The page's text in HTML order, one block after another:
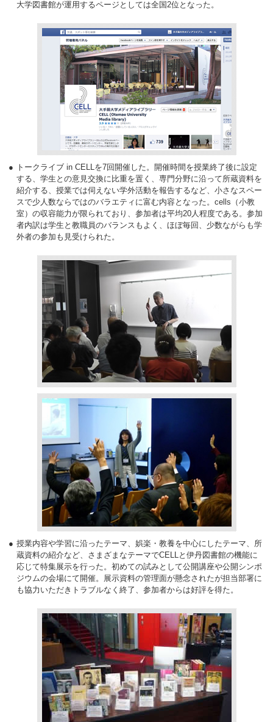
大学図書館が運用するページとしては全国2位となった。
トークライブ in CELLを7回開催した。開催時間を授業終了後に設定
する、学生との意見交換に比重を置く、専門分野に沿って所蔵資料を
紹介する、授業では伺えない学外活動を報告するなど、小さなスペー
スで少人数ならではのバラエティに富む内容となった。cells（小教
室）の収容能力が限られており、参加者は平均20人程度である。参加
者内訳は学生と教職員のバランスもよく、ほぼ毎回、少数ながらも学
外者の参加も見受けられた。
授業内容や学習に沿ったテーマ、娯楽・教養を中心にしたテーマ、所
蔵資料の紹介など、さまざまなテーマでCELLと伊丹図書館の機能に
応じて特集展示を行った。初めての試みとして公開講座や公開シンポ
ジウムの会場にて開催。展示資料の管理面が懸念されたが担当部署に
も協力いただきトラブルなく終了、参加者からは好評を得た。